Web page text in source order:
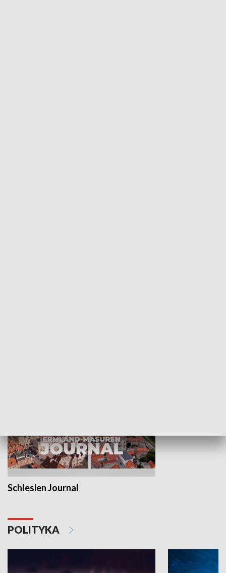
Schlesien Journal
POLITYKA